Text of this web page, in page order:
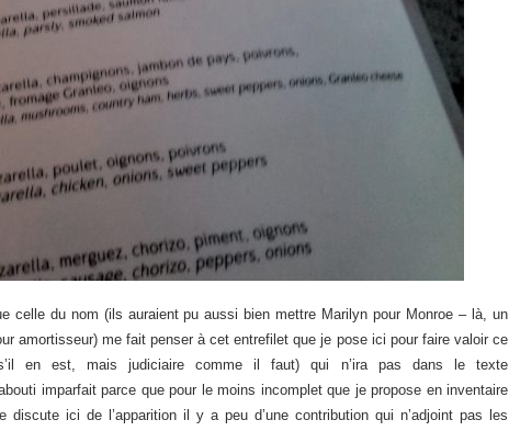
celle du nom (ils auraient pu aussi bien mettre Marilyn pour Monroe – là, un
amortisseur) me fait penser à cet entrefilet que je pose ici pour faire valoir ce
en est, mais judiciaire comme il faut) qui n’ira pas dans le texte
imparfait parce que pour le moins incomplet que je propose en inventaire
ici de l’apparition il y a peu d’une contribution qui n’adjoint pas les